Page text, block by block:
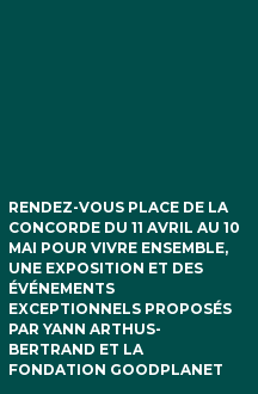
RENDEZ-VOUS PLACE DE LA
CONCORDE DU 11 AVRIL AU 10
MAI POUR VIVRE ENSEMBLE,
UNE EXPOSITION ET DES
ÉVÉNEMENTS
EXCEPTIONNELS PROPOSÉS
PAR YANN ARTHUS-
BERTRAND ET LA
FONDATION GOODPLANET